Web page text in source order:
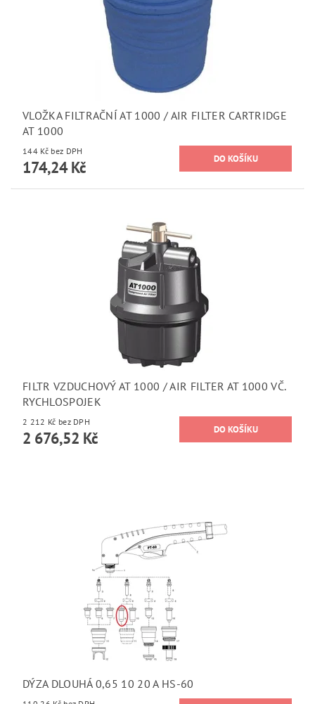
VLOŽKA FILTRAČNÍ AT 1000 / AIR FILTER CARTRIDGE
AT 1000
144 Kč bez DPH
174,24 Kč
FILTR VZDUCHOVÝ AT 1000 / AIR FILTER AT 1000 VČ.
RYCHLOSPOJEK
2 212 Kč bez DPH
2 676,52 Kč
DÝZA DLOUHÁ 0,65 10 20 A HS-60